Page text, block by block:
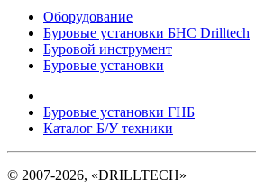
Оборудование
Буровые установки БНС Drilltech
Буровой инструмент
Буровые установки
Буровые установки ГНБ
Каталог Б/У техники
© 2007-2026, «DRILLTECH»